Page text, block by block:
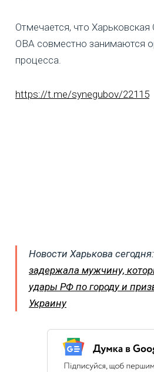
Отмечается, что
ОВА совместно занимаются
процесса.
https://t.me/synegubov/22115
Новости Харькова сегодня:
задержала мужчину,
удары РФ по городу и
Украину